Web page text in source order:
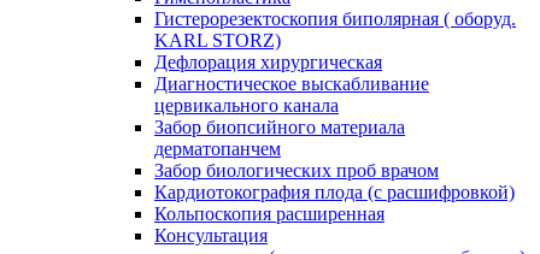
Гистерорезектоскопия биполярная ( оборуд.
KARL STORZ)
Дефлорация хирургическая
Диагностическое выскабливание
цервикального канала
Забор биопсийного материала
дерматопанчем
Забор биологических проб врачом
Кардиотокография плода (с расшифровкой)
Кольпоскопия расширенная
Консультация